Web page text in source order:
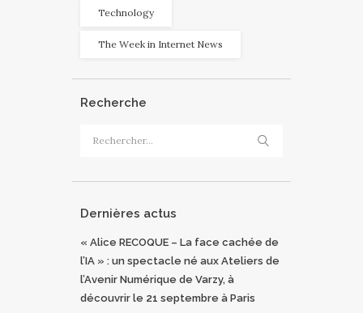
Technology
The Week in Internet News
Recherche
Dernières actus
« Alice RECOQUE – La face cachée de
l’IA » : un spectacle né aux Ateliers de
l’Avenir Numérique de Varzy, à
découvrir le 21 septembre à Paris